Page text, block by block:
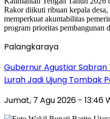
Palangkaraya
Gubernur Agustiar
Lurah Jadi Ujung Tombak
Jumat, 7 Agu 2026 - 13:46